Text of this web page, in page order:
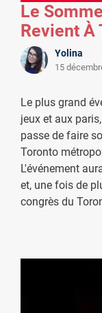
Le
Revient À
Yolina
15
Le plus grand
jeux et aux
passe de faire
Toronto
L'événement
et, une fois de
congrès du